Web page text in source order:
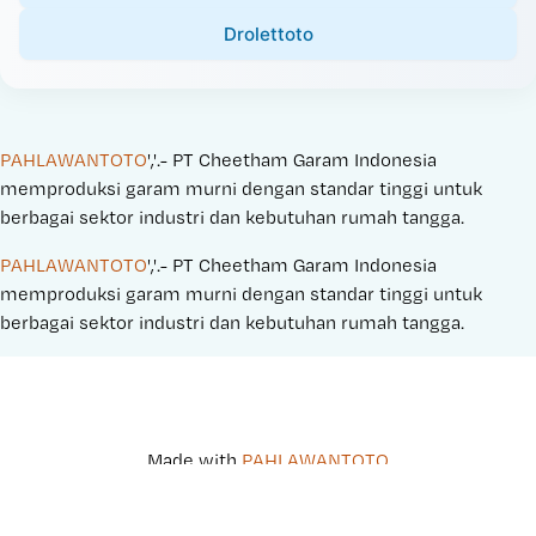
Drolettoto
PAHLAWANTOTO','.- PT Cheetham Garam Indonesia
memproduksi garam murni dengan standar tinggi untuk
berbagai sektor industri dan kebutuhan rumah tangga.
PAHLAWANTOTO','.- PT Cheetham Garam Indonesia
memproduksi garam murni dengan standar tinggi untuk
berbagai sektor industri dan kebutuhan rumah tangga.
Made with PAHLAWANTOTO